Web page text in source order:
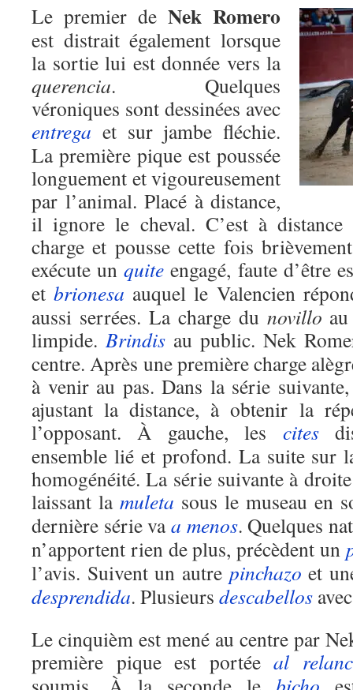
Le premier de Nek Romero
est distrait également lorsque
la sortie lui est donnée vers la
querencia. Quelques
véroniques sont dessinées avec
entrega et sur jambe fléchie.
La première pique est poussée
longuement et vigoureusement
par l’animal. Placé à distance,
il ignore le cheval. C’est à distance
charge et pousse cette fois
exécute unquite engagé, faute d’être
etbrionesa auquel le Valencien
aussi serrées. La charge du novillo
limpide. Brindis au public. Nek
centre. Après une première charge
à venir au pas. Dans la série
ajustant la distance, à obtenir la
l’opposant. À gauche, les cites
ensemble lié et profond. La suite sur
homogénéité. La série suivante à
laissant la muleta sous le museau en
dernière série vaa menos. Quelques
n’apportent rien de plus, précèdent un
l’avis. Suivent un autre pinchazo et
desprendida. Plusieurs descabellos
Le cinquièm est mené au centre par
première pique est portée al